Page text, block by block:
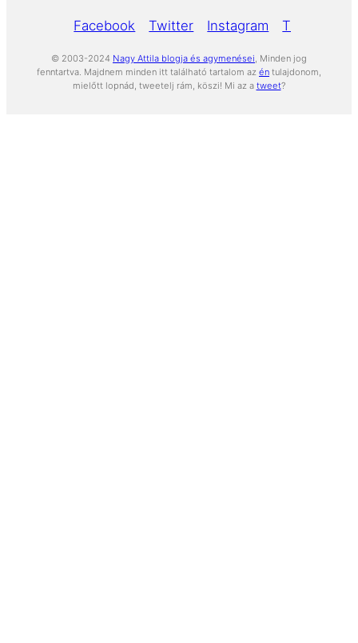
Facebook Twitter Instagram Tumblr
© 2003-2024 Nagy Attila blogja és agymenései , Minden jog
fenntartva. Majdnem minden itt található tartalom az én tulajdonom,
mielőtt lopnád, tweetelj rám, köszi! Mi az a tweet?